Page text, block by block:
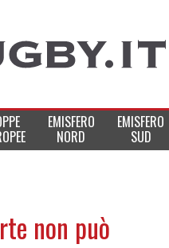
EMISFERO
NORD
EMISFERO
SUD
non può